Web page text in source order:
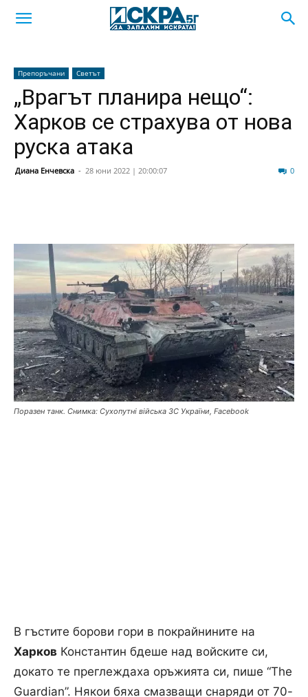
Препоръчани Светът
„Врагът планира нещо“:
Харков се страхува от нова
руска атака
Диана Енчевска - 28 юни 2022 | 20:00:07 0
Поразен танк. Снимка: Сухопутні війська ЗС України, Facebook
В гъстите борови гори в покрайнините на
Харков Константин бдеше над войските си,
докато те преглеждаха оръжията си, пише “The
Guardian”. Някои бяха смазващи снаряди от 70-